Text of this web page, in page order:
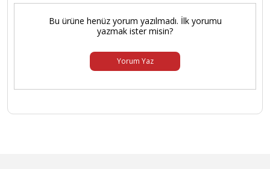
Bu ürüne henüz yorum yazılmadı. İlk yorumu
yazmak ister misin?
Yorum Yaz